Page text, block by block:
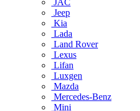
JAC
Jeep
Kia
Lada
Land Rover
Lexus
Lifan
Luxgen
Mazda
Mercedes-Benz
Mini